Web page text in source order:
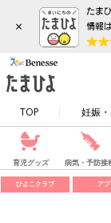
×
TOP 妊娠
育児グッズ 病気・予防接
ひよこクラブ アプ